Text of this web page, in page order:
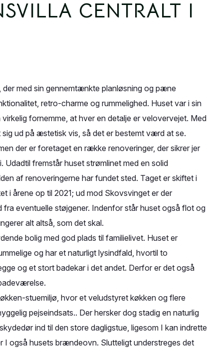
CENTRALT I
med sin gennemtænkte planløsning og pæne
retro-charme og rummelighed. Huset var i sin
fornemme, at hver en detalje er velovervejet. Med
ud på æstetisk vis, så det er bestemt værd at se.
der er foretaget en række renoveringer, der sikrer jer
fremstår huset strømlinet med en solid
af renoveringerne har fundet sted. Taget er skiftet i
i årene op til 2021; ud mod Skovsvinget er der
fra eventuelle støjgener. Indenfor står huset også flot og
alt altså, som det skal.
bolig med god plads til familielivet. Huset er
og har et naturligt lysindfald, hvortil to
og et stort badekar i det andet. Derfor er det også
stuemiljø, hvor et veludstyret køkken og flere
pejseindsats.. Der hersker dog stadig en naturlig
ind til den store dagligstue, ligesom I kan indrette
I også husets brændeovn. Slutteligt understreges det